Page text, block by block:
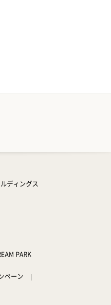
ディングス
PARK
ペーン